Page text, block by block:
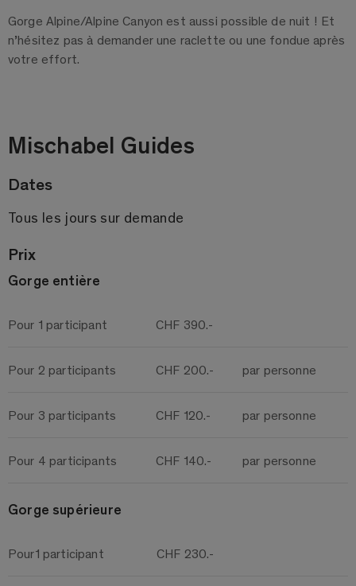
Gorge Alpine/Alpine Canyon est aussi possible de nuit ! Et
n’hésitez pas à demander une raclette ou une fondue après
votre effort.
Mischabel Guides
Dates
Tous les jours sur demande
Prix
Gorge entière
Pour 1 participant CHF 390.-
Pour 2 participants CHF 200.- par personne
Pour 3 participants CHF 120.- par personne
Pour 4 participants CHF 140.- par personne
Gorge supérieure
Pour1 participant CHF 230.-